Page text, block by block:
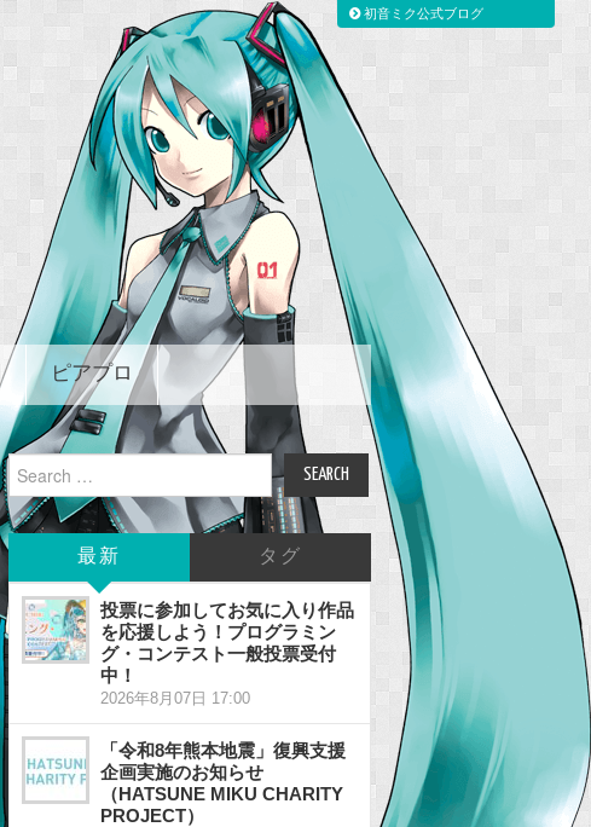
ピアプロ
Search
for:
最新 タグ
投票に参加してお気に入り作品
を応援しよう！プログラミン
グ・コンテスト一般投票受付
中！
2026年8月07日 17:00
「令和8年熊本地震」復興支援
企画実施のお知らせ
（HATSUNE MIKU CHARITY
PROJECT）
初音ミク公式ブログ